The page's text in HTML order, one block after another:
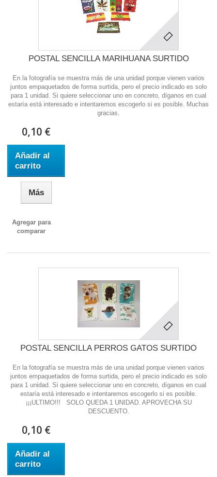
POSTAL SENCILLA MARIHUANA SURTIDO
En la fotografía se muestra más de una unidad porque vienen varios
juntos empaquetados de forma surtida, pero el precio indicado es solo
para 1 unidad. Si quiere seleccionar uno en concreto, díganos en cual
estaría está interesado e intentaremos escogerlo si es posible. Muchas
gracias.
0,10 €
Añadir al
carrito
Más
Agregar para
comparar
POSTAL SENCILLA PERROS GATOS SURTIDO
En la fotografía se muestra más de una unidad porque vienen varios
juntos empaquetados de forma surtida, pero el precio indicado es solo
para 1 unidad. Si quiere seleccionar uno en concreto, díganos en cual
estaría está interesado e intentaremos escogerlo si es posible.
¡¡¡ULTIMO!!! SOLO QUEDA 1 UNIDAD. APROVECHA SU
DESCUENTO.
0,10 €
Añadir al
carrito